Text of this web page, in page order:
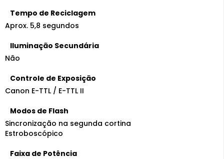
Tempo de Reciclagem
Aprox. 5,8 segundos
Iluminação Secundária
Não
Controle de Exposição
Canon E-TTL / E-TTL II
Modos de Flash
Sincronização na segunda cortina
Estroboscópico
Faixa de Potência